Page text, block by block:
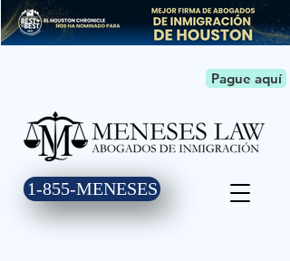
Pague aquí
1-855-MENESES